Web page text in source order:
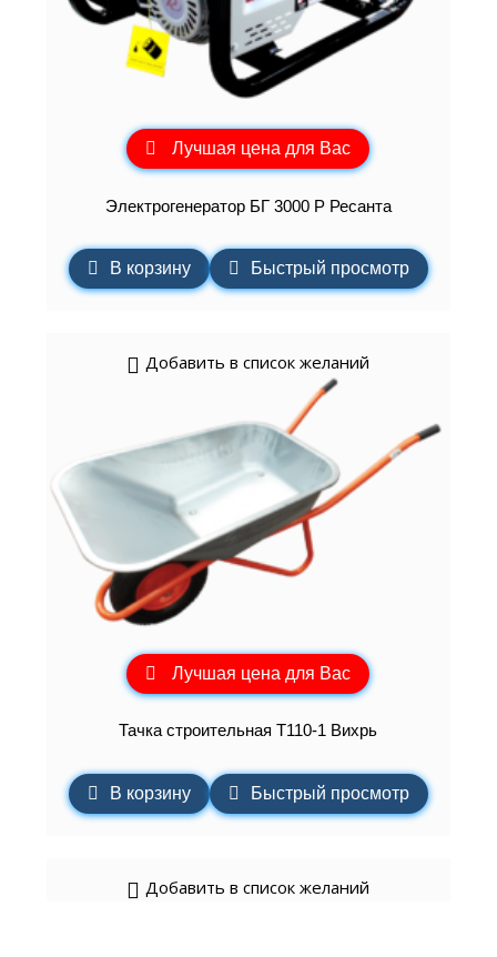
Лучшая цена для Вас
Электрогенератор БГ 3000 Р Ресанта
В корзину Быстрый просмотр
Добавить в список желаний
Лучшая цена для Вас
Тачка строительная Т110-1 Вихрь
В корзину Быстрый просмотр
Добавить в список желаний